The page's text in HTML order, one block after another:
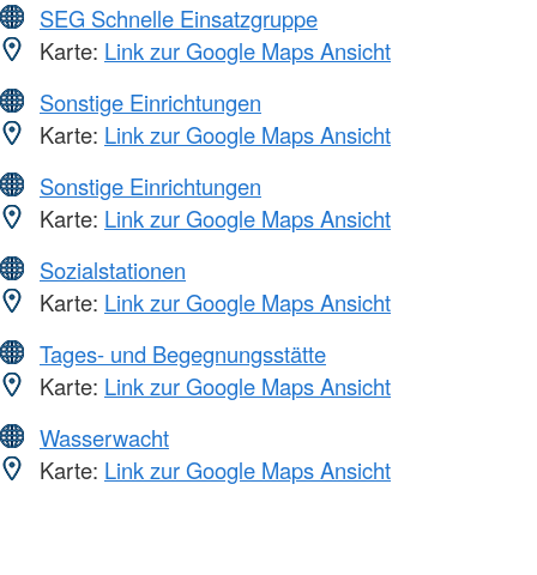
SEG Schnelle Einsatzgruppe
Karte: Link zur Google Maps Ansicht
Sonstige Einrichtungen
Karte: Link zur Google Maps Ansicht
Sonstige Einrichtungen
Karte: Link zur Google Maps Ansicht
Sozialstationen
Karte: Link zur Google Maps Ansicht
Tages- und Begegnungsstätte
Karte: Link zur Google Maps Ansicht
Wasserwacht
Karte: Link zur Google Maps Ansicht